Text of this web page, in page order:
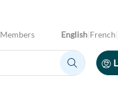
Members English French
Search: